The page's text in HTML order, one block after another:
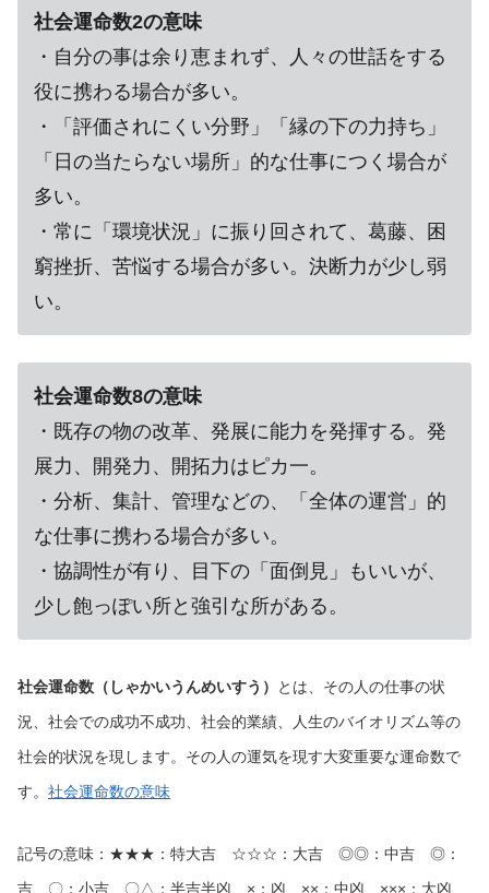
社会運命数2の意味
・自分の事は余り恵まれず、人々の世話をする
役に携わる場合が多い。
・「評価されにくい分野」「縁の下の力持ち」
「日の当たらない場所」的な仕事につく場合が
多い。
・常に「環境状況」に振り回されて、葛藤、困
窮挫折、苦悩する場合が多い。決断力が少し弱
い。
社会運命数8の意味
・既存の物の改革、発展に能力を発揮する。発
展力、開発力、開拓力はピカ一。
・分析、集計、管理などの、「全体の運営」的
な仕事に携わる場合が多い。
・協調性が有り、目下の「面倒見」もいいが、
少し飽っぽい所と強引な所がある。
社会運命数（しゃかいうんめいすう）
とは、その人の仕事の状
況、社会での成功不成功、社会的業績、人生のバイオリズム等の
社会的状況を現します。その人の運気を現す大変重要な運命数で
す。 社会運命数の意味
記号の意味：★★★：特大吉 ☆☆☆：大吉 ◎◎：中吉 ◎：
吉 〇：小吉 〇△：半吉半凶 ×：凶 ××：中凶 ×××：大凶